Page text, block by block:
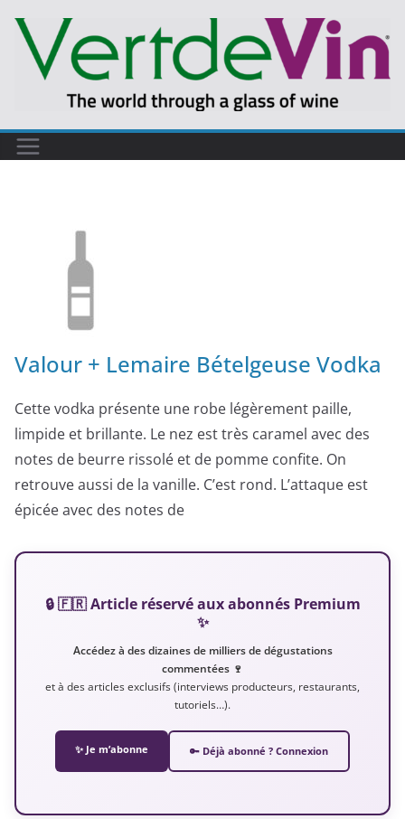
Valour + Lemaire Bételgeuse Vodka
Cette vodka présente une robe légèrement paille,
limpide et brillante. Le nez est très caramel avec des
notes de beurre rissolé et de pomme confite. On
retrouve aussi de la vanille. C’est rond. L’attaque est
épicée avec des notes de
🔒 🇫🇷 Article réservé aux abonnés Premium
✨
Accédez à des dizaines de milliers de dégustations
commentées 🍷
et à des articles exclusifs (interviews producteurs, restaurants,
tutoriels…).
✨ Je m’abonne 🔑 Déjà abonné ? Connexion